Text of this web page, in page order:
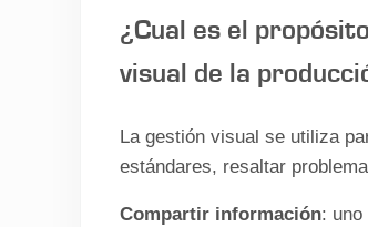
¿Cual es el
visual de la
La gestión visual se utiliza
estándares, resaltar
Compartir información: uno